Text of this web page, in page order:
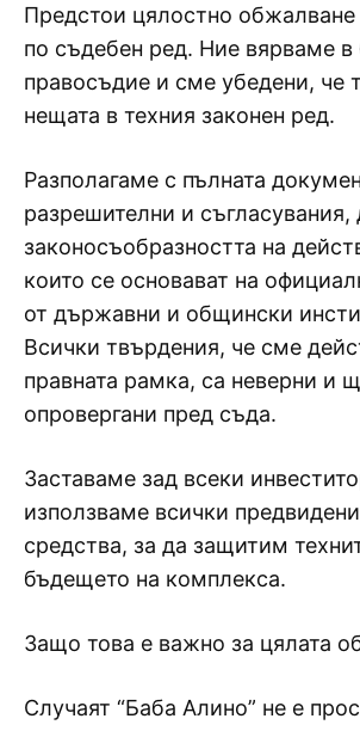
Предстои цялостно обжалване
по съдебен ред. Ние вярваме в
правосъдие и сме убедени, че
нещата в техния законен ред.
Разполагаме с пълната
разрешителни и
законосъобразността на
които се основават на
от държавни и общински
Всички твърдения, че сме
правната рамка, са неверни и
опровергани пред съда.
Заставаме зад всеки
използваме всички
средства, за да защитим
бъдещето на комплекса.
Защо това е важно за цялата
Случаят “Баба Алино” не е